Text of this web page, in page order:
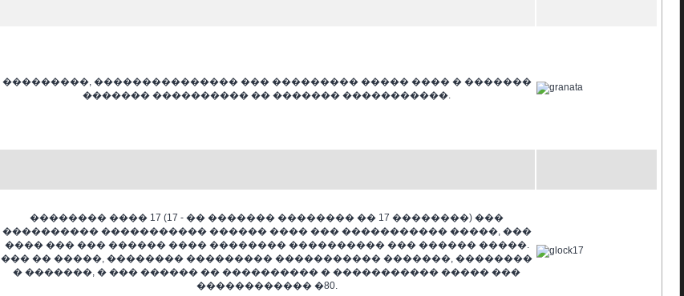
���������, ��������������� ��� ��������� ����� ���� � �������
������� ���������� �� ������� �����������.
�������� ���� 17 (17 - �� ������� �������� �� 17 ��������) ���
���������� ����������� ������ ���� ��� ����������� �����, ���
���� ��� ��� ������ ���� �������� ���������� ��� ������ �����.
��� �� �����, �������� ��������� ����������� �������, ��������
� �������, � ��� ������ �� ���������� � ����������� ����� ���
������������ �80.